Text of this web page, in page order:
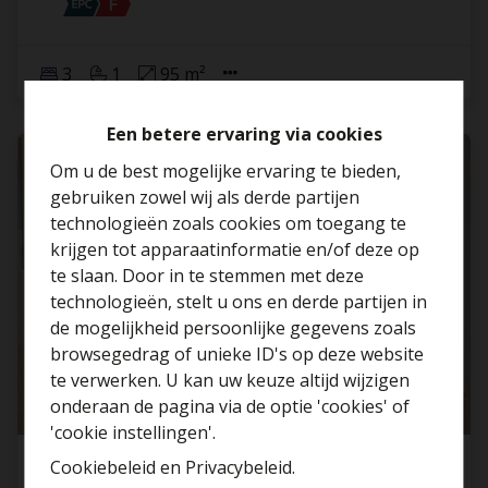
Een betere ervaring via cookies
Om u de best mogelijke ervaring te bieden,
gebruiken zowel wij als derde partijen
technologieën zoals cookies om toegang te
krijgen tot apparaatinformatie en/of deze op
te slaan. Door in te stemmen met deze
technologieën, stelt u ons en derde partijen in
de mogelijkheid persoonlijke gegevens zoals
browsegedrag of unieke ID's op deze website
te verwerken. U kan uw keuze altijd wijzigen
onderaan de pagina via de optie 'cookies' of
'cookie instellingen'.
Cookiebeleid en Privacybeleid.
3 1 95 m²
VERKOCHT
Gerenoveerde woning met 4 slaapkamers en
Benieuwd naar de
waarde van je huis?
Gratis schatting